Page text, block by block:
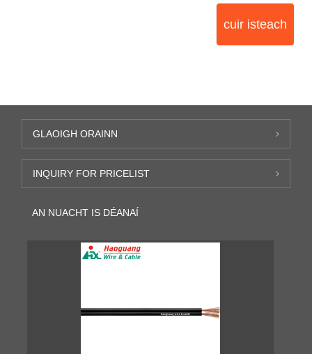
cuir isteach
GLAOIGH ORAINN
INQUIRY FOR PRICELIST
AN NUACHT IS DÉANAÍ